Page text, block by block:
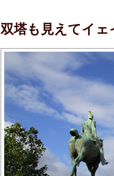
双塔も見えてイ